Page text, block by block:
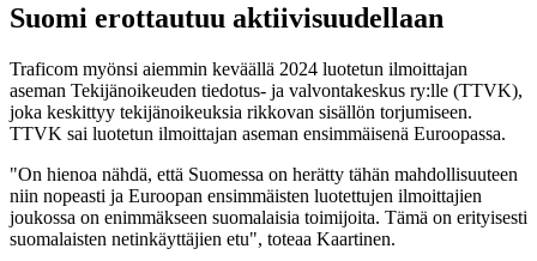
Suomi erottautuu aktiivisuudellaan
Traficom myönsi aiemmin keväällä 2024 luotetun ilmoittajan
aseman Tekijänoikeuden tiedotus- ja valvontakeskus ry:lle (TTVK),
joka keskittyy tekijänoikeuksia rikkovan sisällön torjumiseen.
TTVK sai luotetun ilmoittajan aseman ensimmäisenä Euroopassa.
"On hienoa nähdä, että Suomessa on herätty tähän mahdollisuuteen
niin nopeasti ja Euroopan ensimmäisten luotettujen ilmoittajien
joukossa on enimmäkseen suomalaisia toimijoita. Tämä on erityisesti
suomalaisten netinkäyttäjien etu", toteaa Kaartinen.